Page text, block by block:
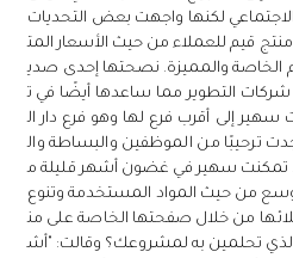
إلى تشجيع عائلتها ، بدأت في عرض
لكنها واجهت بعض التحديات
قيم للعملاء من حيث الأسعار المت
الخاصة والمميزة. نصحتها إحدى صدي
التطوير مما ساعدها أيضًا في ت
إلى أقرب فرع لها وهو فرع دار ال
ترحيبًا من الموظفين والبساطة وال
تمكنت سهير في غضون أشهر قليلة م
من حيث المواد المستخدمة وتنوع
من خلال صفحتها الخاصة على من